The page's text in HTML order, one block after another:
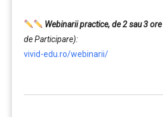
Webinarii practice, de 2 sau 3 ore
de Participare):
vivid-edu.ro/webinarii/